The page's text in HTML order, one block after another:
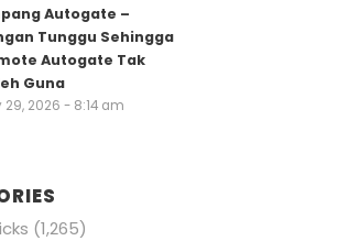
Autogate –
Tunggu Sehingga
Autogate Tak
Guna
29, 2026 - 8:14 am
(1,265)